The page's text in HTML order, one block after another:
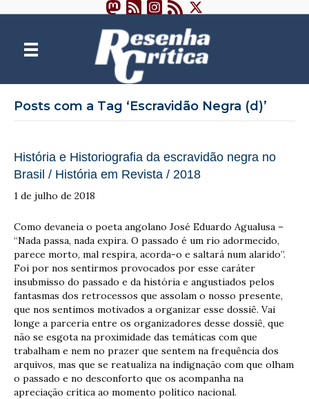
Posts com a Tag ‘Escravidão Negra (d)’
História e Historiografia da escravidão negra no
Brasil / História em Revista / 2018
1 de julho de 2018
Como devaneia o poeta angolano José Eduardo Agualusa –
“Nada passa, nada expira. O passado é um rio adormecido,
parece morto, mal respira, acorda-o e saltará num alarido”.
Foi por nos sentirmos provocados por esse caráter
insubmisso do passado e da história e angustiados pelos
fantasmas dos retrocessos que assolam o nosso presente,
que nos sentimos motivados a organizar esse dossiê. Vai
longe a parceria entre os organizadores desse dossiê, que
não se esgota na proximidade das temáticas com que
trabalham e nem no prazer que sentem na frequência dos
arquivos, mas que se reatualiza na indignação com que olham
o passado e no desconforto que os acompanha na
apreciação crítica ao momento político nacional.